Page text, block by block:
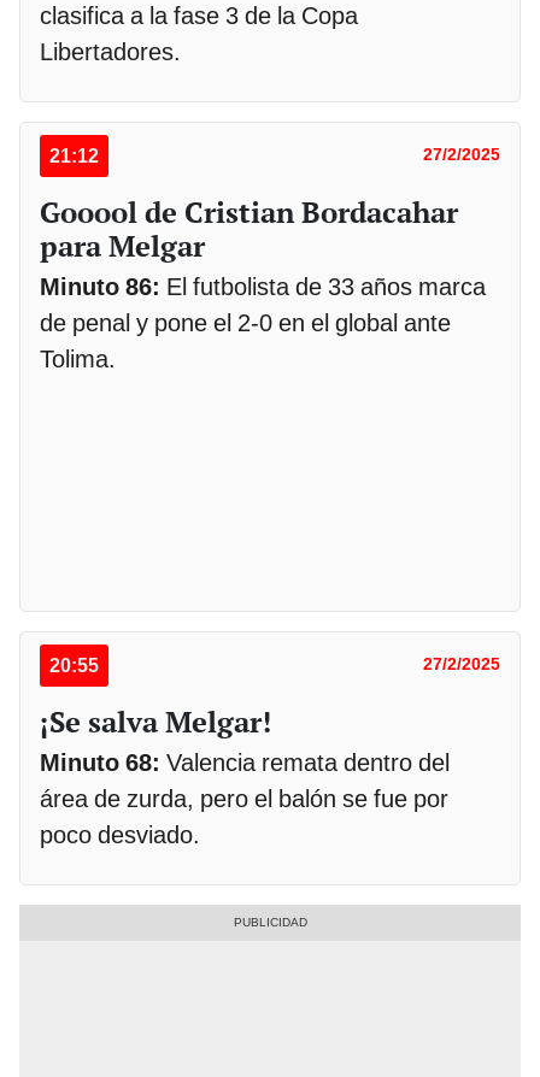
clasifica a la fase 3 de la Copa
Libertadores.
21:12 27/2/2025
Gooool de Cristian Bordacahar
para Melgar
Minuto 86: El futbolista de 33 años marca
de penal y pone el 2-0 en el global ante
Tolima.
20:55 27/2/2025
¡Se salva Melgar!
Minuto 68: Valencia remata dentro del
área de zurda, pero el balón se fue por
poco desviado.